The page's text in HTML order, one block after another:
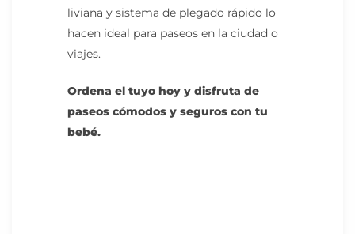
liviana y sistema de plegado rápido lo
hacen ideal para paseos en la ciudad o
viajes.
Ordena el tuyo hoy y disfruta de
paseos cómodos y seguros con tu
bebé.